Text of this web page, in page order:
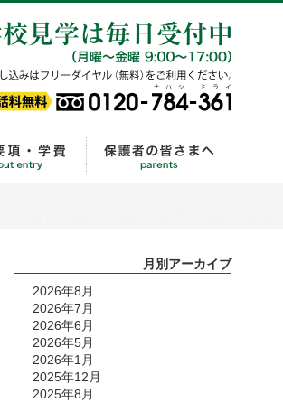
談
イフ 出願から入学手続きまでの流れ
月別アーカイブ
2026年8月
2026年7月
2026年6月
2026年5月
2026年1月
2025年12月
2025年8月